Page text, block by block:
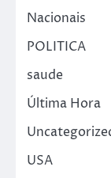
Nacionais
POLITICA
saude
Última Hora
USA